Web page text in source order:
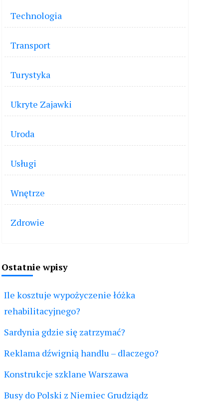
Technologia
Transport
Turystyka
Ukryte Zajawki
Uroda
Usługi
Wnętrze
Zdrowie
Ostatnie wpisy
Ile kosztuje wypożyczenie łóżka
rehabilitacyjnego?
Sardynia gdzie się zatrzymać?
Reklama dźwignią handlu – dlaczego?
Konstrukcje szklane Warszawa
Busy do Polski z Niemiec Grudziądz